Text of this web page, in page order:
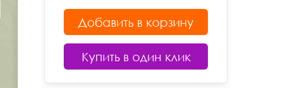
Добавить в корзину
Купить в один клик